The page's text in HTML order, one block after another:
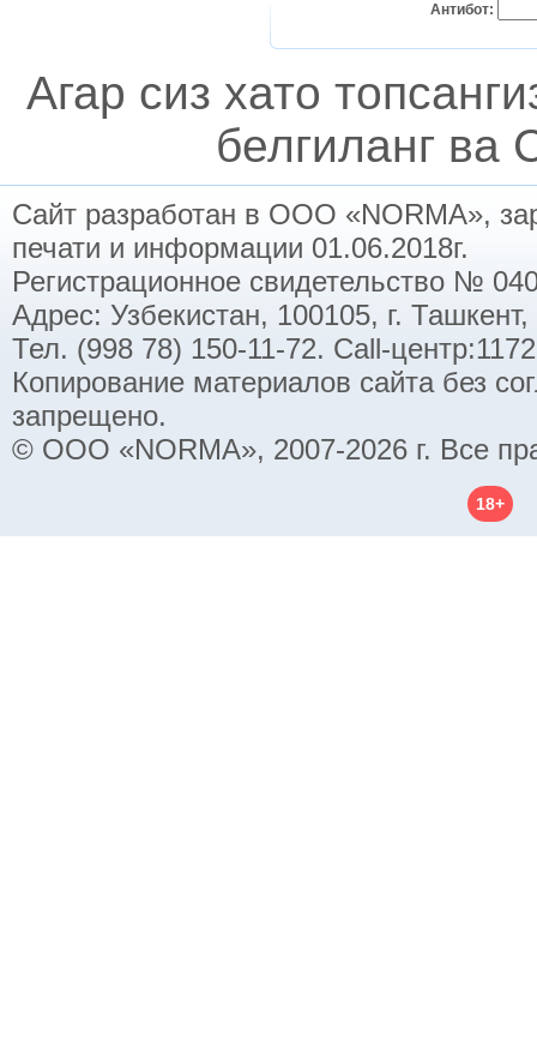
Антибот:
Агар сиз хато
белгиланг ва
Сайт разработан в ООО «NORMA»,
печати и информации 01.06.2018г.
Регистрационное свидетельство №
Адрес: Узбекистан, 100105, г.
Тел. (998 78) 150-11-72. Call-
Копирование материалов сайта без
запрещено.
© ООО «NORMA», 2007-2026 г. Все
18+